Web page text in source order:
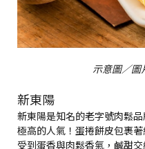
示意圖／
新東陽
新東陽是知名的老字號肉鬆
極高的人氣！蛋捲餅皮包裹
受到蛋香與肉鬆香氣，鹹甜